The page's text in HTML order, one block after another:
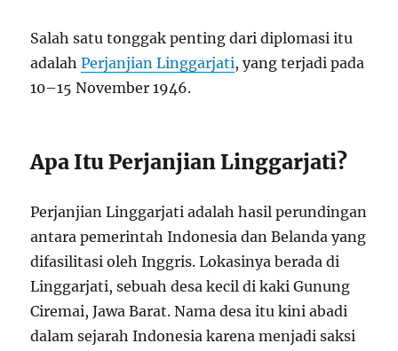
Salah satu tonggak penting dari diplomasi itu
adalahPerjanjian Linggarjati, yang terjadi pada
10–15 November 1946.
Apa Itu Perjanjian Linggarjati?
Perjanjian Linggarjati adalah hasil perundingan
antara pemerintah Indonesia dan Belanda yang
difasilitasi oleh Inggris. Lokasinya berada di
Linggarjati, sebuah desa kecil di kaki Gunung
Ciremai, Jawa Barat. Nama desa itu kini abadi
dalam sejarah Indonesia karena menjadi saksi